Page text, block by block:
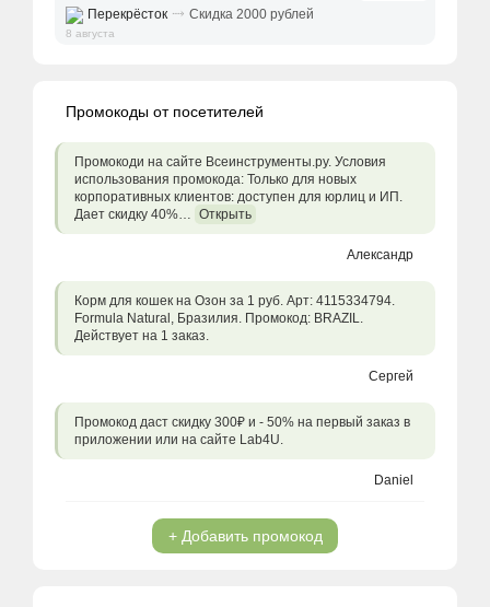
Перекрёсток ⤑ Скидка 2000 рублей
8 августа
Промокоды от посетителей
Промокоди на сайте Всеинструменты.ру. Условия
использования промокода: Только для новых
корпоративных клиентов: доступен для юрлиц и ИП.
Дает скидку 40%… Открыть
Александр
Корм для кошек на Озон за 1 руб. Арт: 4115334794.
Formula Natural, Бразилия. Промокод: BRAZIL.
Действует на 1 заказ.
Сергей
Промокод даст скидку 300₽ и - 50% на первый заказ в
приложении или на сайте Lab4U.
Daniel
+ Добавить промокод